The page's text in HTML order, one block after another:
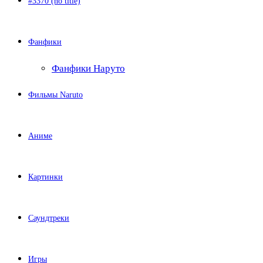
Фанфики
Фанфики Наруто
Фильмы Naruto
Аниме
Картинки
Саундтреки
Игры